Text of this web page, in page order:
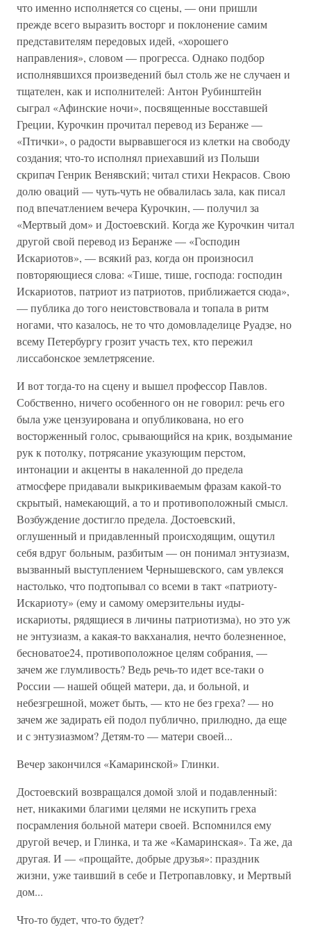
что именно исполняется со сцены, — они пришли
прежде всего выразить восторг и поклонение самим
представителям передовых идей, «хорошего
направления», словом — прогресса. Однако подбор
исполнявшихся произведений был столь же не случаен и
тщателен, как и исполнителей: Антон Рубинштейн
сыграл «Афинские ночи», посвященные восставшей
Греции, Курочкин прочитал перевод из Беранже —
«Птички», о радости вырвавшегося из клетки на свободу
создания; что-то исполнял приехавший из Польши
скрипач Генрик Венявский; читал стихи Некрасов. Свою
долю оваций — чуть-чуть не обвалилась зала, как писал
под впечатлением вечера Курочкин, — получил за
«Мертвый дом» и Достоевский. Когда же Курочкин читал
другой свой перевод из Беранже — «Господин
Искариотов», — всякий раз, когда он произносил
повторяющиеся слова: «Тише, тише, господа: господин
Искариотов, патриот из патриотов, приближается сюда»,
— публика до того неистовствовала и топала в ритм
ногами, что казалось, не то что домовладелице Руадзе, но
всему Петербургу грозит участь тех, кто пережил
лиссабонское землетрясение.
И вот тогда-то на сцену и вышел профессор Павлов.
Собственно, ничего особенного он не говорил: речь его
была уже цензуирована и опубликована, но его
восторженный голос, срывающийся на крик, воздымание
рук к потолку, потрясание указующим перстом,
интонации и акценты в накаленной до предела
атмосфере придавали выкрикиваемым фразам какой-то
скрытый, намекающий, а то и противоположный смысл.
Возбуждение достигло предела. Достоевский,
оглушенный и придавленный происходящим, ощутил
себя вдруг больным, разбитым — он понимал энтузиазм,
вызванный выступлением Чернышевского, сам увлекся
настолько, что подтопывал со всеми в такт «патриоту-
Искариоту» (ему и самому омерзительны иуды-
искариоты, рядящиеся в личины патриотизма), но это уж
не энтузиазм, а какая-то вакханалия, нечто болезненное,
бесноватое24, противоположное целям собрания, —
зачем же глумливость? Ведь речь-то идет все-таки о
России — нашей общей матери, да, и больной, и
небезгрешной, может быть, — кто не без греха? — но
зачем же задирать ей подол публично, прилюдно, да еще
и с энтузиазмом? Детям-то — матери своей...
Вечер закончился «Камаринской» Глинки.
Достоевский возвращался домой злой и подавленный:
нет, никакими благими целями не искупить греха
посрамления больной матери своей. Вспомнился ему
другой вечер, и Глинка, и та же «Камаринская». Та же, да
другая. И — «прощайте, добрые друзья»: праздник
жизни, уже таивший в себе и Петропавловку, и Мертвый
дом...
Что-то будет, что-то будет?